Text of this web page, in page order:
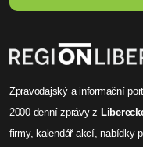
Zpravodajský a informační
2000 denní zprávyz
firmy, kalendář akcí,nabídky